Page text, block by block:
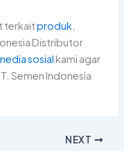
terkaitproduk
Distributor
sosial kami agar
Semen Indonesia
NEXT